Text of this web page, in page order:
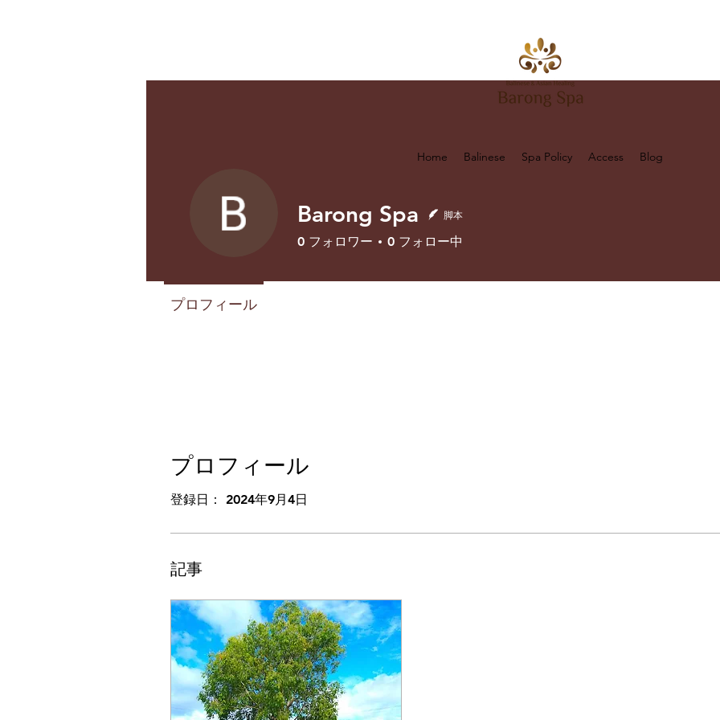
Home Balinese Spa Policy Access Blog
プロフィール
登録日： 2024年9月4日
記事
Barong Spa 脚本
0 フォロワー 0 フォロー中
プロフィール